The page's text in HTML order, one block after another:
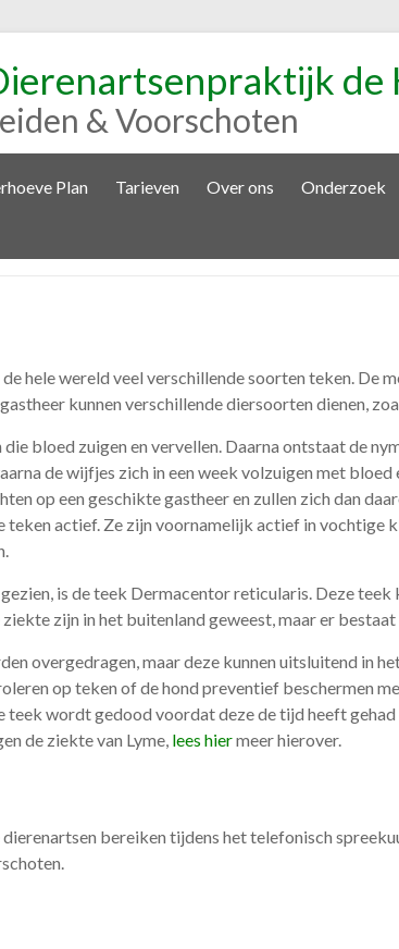
de
& Voorschoten
Plan Tarieven Over ons Onderzoek
hele wereld veel verschillende soorten teken. De
kunnen verschillende diersoorten dienen,
bloed zuigen en vervellen. Daarna ontstaat de
de wijfjes zich in een week volzuigen met
op een geschikte gastheer en zullen zich dan
teken actief. Ze zijn voornamelijk actief in
is de teek Dermacentor reticularis. Deze
zijn in het buitenland geweest, maar er
overgedragen, maar deze kunnen uitsluitend in
op teken of de hond preventief beschermen
wordt gedood voordat deze de tijd heeft
de ziekte van Lyme, lees hiermeer hierover.
bereiken tijdens het telefonisch